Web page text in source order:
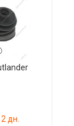
дн.